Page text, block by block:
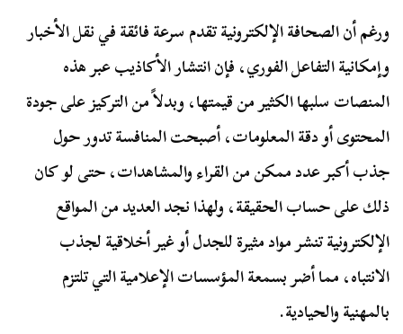
ورغم أن الصحافة الإلكترونية تقدم سرعة فائقة في نقل الأخبار
وإمكانية التفاعل الفوري، فإن انتشار الأكاذيب عبر هذه
المنصات سلبها الكثير من قيمتها، وبدلاً من التركيز على جودة
المحتوى أو دقة المعلومات، أصبحت المنافسة تدور حول
جذب أكبر عدد ممكن من القراء والمشاهدات، حتى لو كان
ذلك على حساب الحقيقة، ولهذا نجد العديد من المواقع
الإلكترونية تنشر مواد مثيرة للجدل أو غير أخلاقية لجذب
الانتباه، مما أضر بسمعة المؤسسات الإعلامية التي تلتزم
بالمهنية والحيادية.